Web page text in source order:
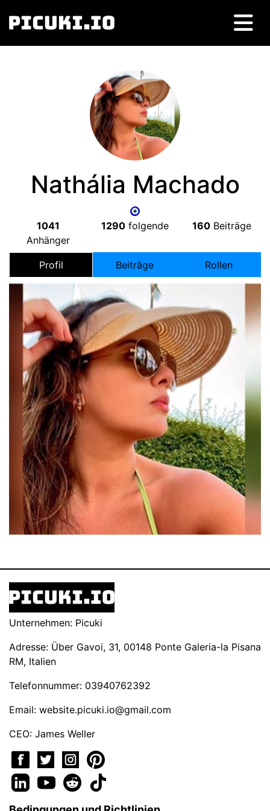
Nathália Machado
1041
Anhänger
1290 folgende 160 Beiträge
Profil Beiträge Rollen
Unternehmen: Picuki
Adresse: Über Gavoi, 31, 00148 Ponte Galeria-la Pisana
RM, Italien
Telefonnummer: 03940762392
Email: website.picuki.io@gmail.com
CEO: James Weller